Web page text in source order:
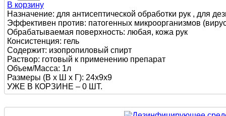
В корзину
Назначение: для антисептической обработки рук , для
Эффективен против: патогенных микроорганизмов
Обрабатываемая поверхность: любая, кожа рук
Консистенция: гель
Содержит: изопропиловый спирт
Раствор: готовый к применению препарат
Объем/Масса: 1л
Размеры (В х Ш х Г): 24х9х9
УЖЕ В КОРЗИНЕ – 0 ШТ.